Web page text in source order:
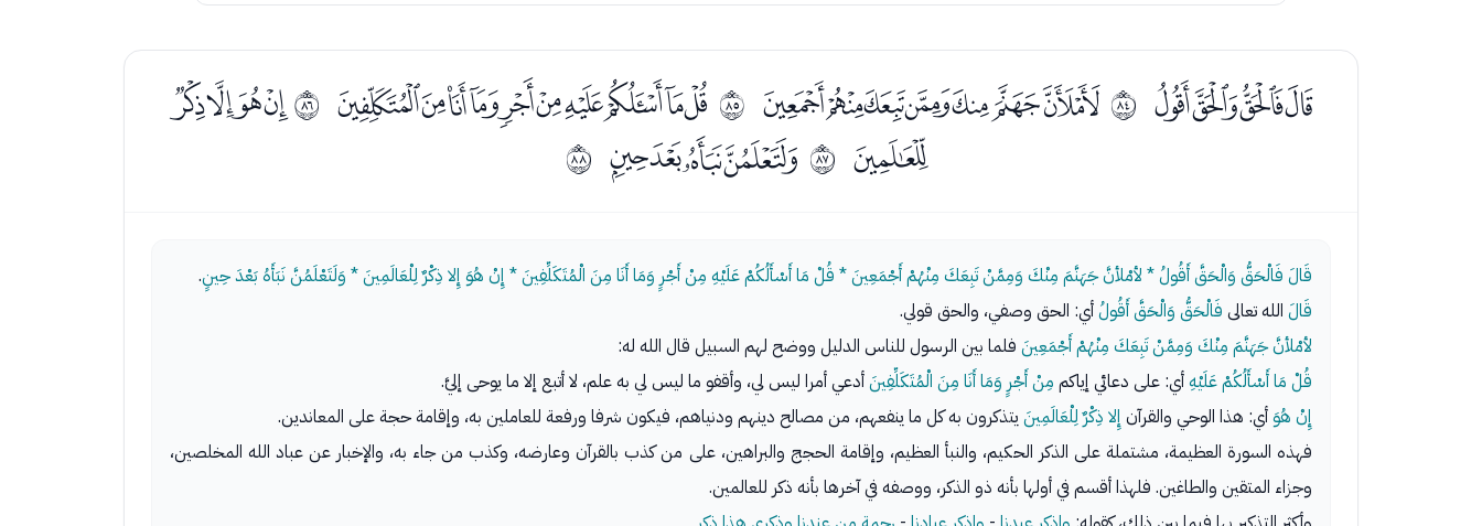
ﭑﭒﭓﭔ ﱓﭖﭗﭘﭙﭚﭛﭜ ﱔ ﭞﭟﭠﭡﭢﭣﭤﭥﭦﭧ ﱕﭩﭪﭫﭬ
ﭭ ﱖ ﭯﭰﭱﭲ ﱗ
قَالَ فَالْحَقُّ وَالْحَقَّ أَقُولُ * لأمْلأنَّ جَهَنَّمَ مِنْكَ وَمِمَّنْ تَبِعَكَ مِنْهُمْ أَجْمَعِينَ * قُلْ مَا أَسْأَلُكُمْ عَلَيْهِ مِنْ أَجْرٍ وَمَا أَنَا مِنَ الْمُتَكَلِّفِينَ * إِنْ هُوَ إِلا ذِكْرٌ لِلْعَالَمِينَ * وَلَتَعْلَمُنَّ نَبَأَهُ بَعْدَ حِينٍ.
قَالَ الله تعالى فَالْحَقُّ وَالْحَقَّ أَقُولُأي: الحق وصفي، والحق قولي.
لأمْلأنَّ جَهَنَّمَ مِنْكَ وَمِمَّنْ تَبِعَكَ مِنْهُمْ أَجْمَعِينَ فلما بين الرسول للناس الدليل ووضح لهم السبيل قال الله له:
قُلْ مَا أَسْأَلُكُمْ عَلَيْهِأي: على دعائي إياكم مِنْ أَجْرٍ وَمَا أَنَا مِنَ الْمُتَكَلِّفِينَأدعي أمرا ليس لي، وأقفو ما ليس لي به علم، لا أتبع إلا ما يوحى إليَّ.
إِنْ هُوَأي: هذا الوحي والقرآن إِلا ذِكْرٌ لِلْعَالَمِينَ يتذكرون به كل ما ينفعهم، من مصالح دينهم ودنياهم، فيكون شرفا ورفعة للعاملين به، وإقامة حجة على المعاندين.
فهذه السورة العظيمة، مشتملة على الذكر الحكيم، والنبأ العظيم، وإقامة الحجج والبراهين، على من كذب بالقرآن وعارضه، وكذب من جاء به، والإخبار عن عباد الله المخلصين،
وجزاء المتقين والطاغين. فلهذا أقسم في أولها بأنه ذو الذكر، ووصفه في آخرها بأنه ذكر للعالمين.